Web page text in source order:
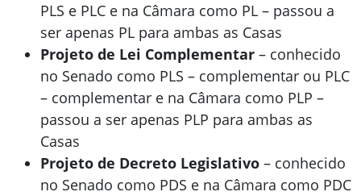
PLS e PLC e na Câmara como PL – passou a
ser apenas PL para ambas as Casas
Projeto de Lei Complementar – conhecido
no Senado como PLS – complementar ou PLC
– complementar e na Câmara como PLP –
passou a ser apenas PLP para ambas as
Casas
Projeto de Decreto Legislativo – conhecido
no Senado como PDS e na Câmara como PDC